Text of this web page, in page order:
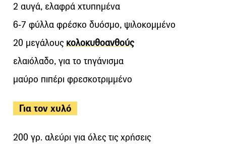
2 αυγά, ελαφρά χτυπημένα
6-7 φύλλα φρέσκο δυόσμο, ψιλοκομμένο
20 μεγάλους κολοκυθoανθούς
ελαιόλαδο, για το τηγάνισμα
μαύρο πιπέρι φρεσκοτριμμένο
Για τον χυλό
200 γρ. αλεύρι για όλες τις χρήσεις